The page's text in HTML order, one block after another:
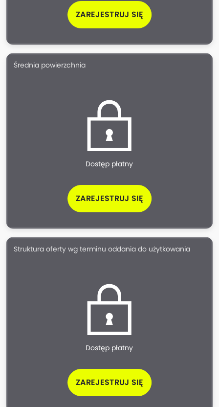
ZAREJESTRUJ SIĘ
Średnia powierzchnia
Dostęp płatny
ZAREJESTRUJ SIĘ
Struktura oferty wg terminu oddania do użytkowania
Dostęp płatny
ZAREJESTRUJ SIĘ